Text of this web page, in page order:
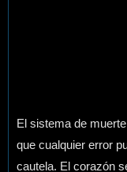
El sistema de
que cualquier error
cautela. El corazón